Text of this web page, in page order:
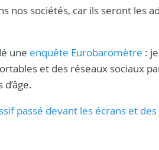
nos sociétés, car ils seront les
une enquête Eurobaromètre :
et des réseaux sociaux
passé devant les écrans et